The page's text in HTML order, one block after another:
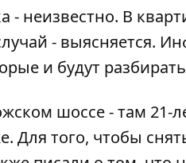
- неизвестно. В
- выясняется.
и будут
шоссе - там 21-
. Для того, чтобы